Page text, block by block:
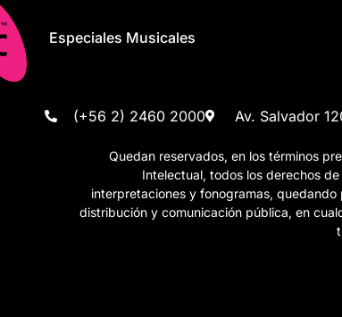
Especiales Musicales
(+56 2) 2460 2000 Av. Salvador
Quedan reservados, en los términos
Intelectual, todos los derechos
interpretaciones y fonogramas,
distribución y comunicación pública, en